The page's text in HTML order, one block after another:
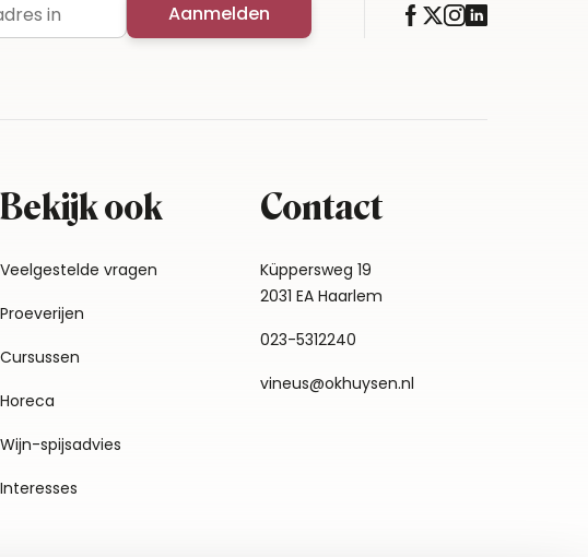
Aanmelden
Bekijk ook
Veelgestelde vragen
Proeverijen
Cursussen
Horeca
Wijn-spijsadvies
Interesses
Contact
Küppersweg 19
2031 EA Haarlem
023-5312240
vineus@okhuysen.nl